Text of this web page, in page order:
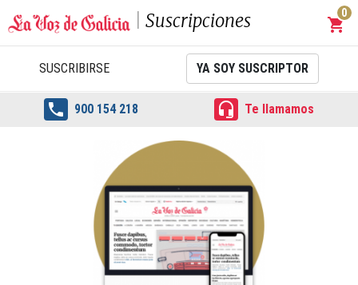
Suscripciones shopping_cart
0
SUSCRIBIRSE YA SOY SUSCRIPTOR
 900 154 218  Te llamamos